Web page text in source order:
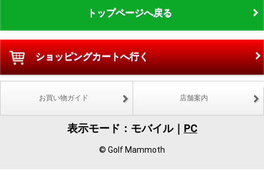
トップページへ戻る
ショッピングカートへ行く
お買い物ガイド 店舗案内
表示モード：モバイル｜ PC
© Golf Mammoth